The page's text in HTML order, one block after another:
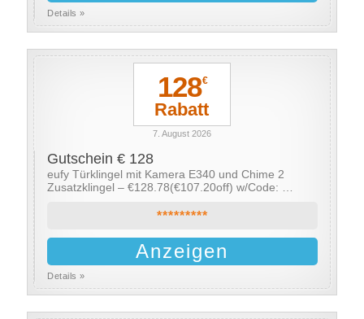
Details »
128€
Rabatt
7. August 2026
Gutschein € 128
eufy Türklingel mit Kamera E340 und Chime 2
Zusatzklingel – €128.78(€107.20off) w/Code: …
*********
Anzeigen
Details »